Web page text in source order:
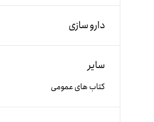
دارو سازی
سایر
کتاب های عمومی